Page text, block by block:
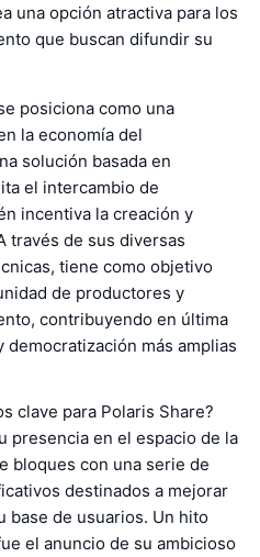
una opción atractiva para los
que buscan difundir su
posiciona como una
la economía del
solución basada en
el intercambio de
incentiva la creación y
través de sus diversas
tiene como objetivo
de productores y
contribuyendo en última
democratización más amplias
clave para Polaris Share?
presencia en el espacio de la
bloques con una serie de
destinados a mejorar
base de usuarios. Un hito
el anuncio de su ambicioso